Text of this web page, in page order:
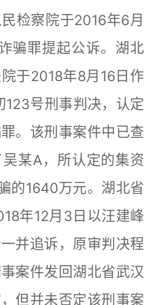
检察院于2016年6月
骗罪提起公诉。湖北
于2018年8月16日作
123号刑事判决，认定
。该刑事案件中已查
某A，所认定的集资
的1640万元。湖北省
年12月3日以汪建峰
并追诉，原审判决程
案件发回湖北省武汉
但并未否定该刑事案